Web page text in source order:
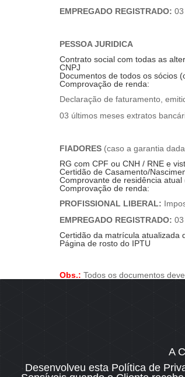
EMPREGADO REGISTRADO:
PESSOA JURIDICA
Contrato social com todas as
CNPJ
Documentos de todos os sócios
Comprovação de renda:
Declaração de faturamento,
03 últimos meses extratos
FIADORES (caso a garantia
RG com CPF ou CNH / RNE e
Certidão de Casamento/
Comprovante de residência
Comprovação de renda:
PROFISSIONAL LIBERAL:
EMPREGADO REGISTRADO:
Certidão da matrícula atualizada
Página de rosto do IPTU
Obs.: Todos os documentos
A
Desenvolveu esta Política de
Documentação